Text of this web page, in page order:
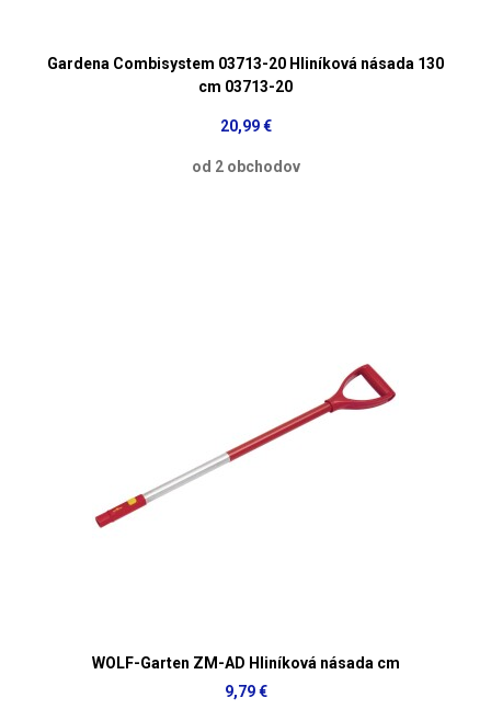
Gardena Combisystem 03713-20 Hliníková násada 130
cm 03713-20
20,99 €
od 2 obchodov
WOLF-Garten ZM-AD Hliníková násada cm
9,79 €